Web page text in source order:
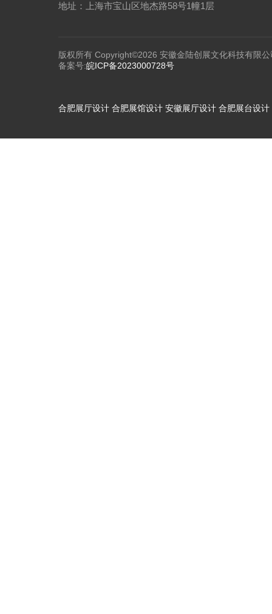
地址：上海市宝山区地杰路58号1幢1层
版权所有 Copyright©2026 安徽金陆创展文化科技有限公
备案号:皖ICP备2023000728号
合肥展厅设计 合肥展馆设计 安徽展厅设计 合肥展台设计